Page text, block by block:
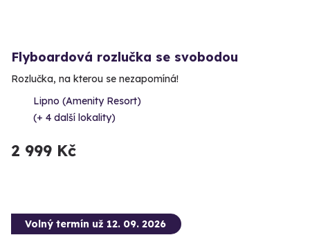
Flyboardová rozlučka se svobodou
Rozlučka, na kterou se nezapomíná!
Lipno (Amenity Resort)
(+ 4 další lokality)
2 999 Kč
Volný termín už 12. 09. 2026